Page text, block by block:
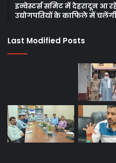
इन्वेस्टर्स समिट में देहरादून आ
उद्योगपतियों के काफिले में
Last Modified Posts